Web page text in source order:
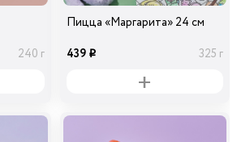
240 г
Пицца «Маргарита» 24 см
439 i 325 г